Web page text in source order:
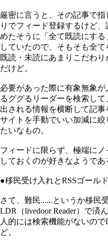
厳密に言うと、その記事で
りでフィード登録するけど
めたそうに「全て既読にす
していたので、そもそも全
既読・未読にあまりこだわ
だけど。
必要があった際に有象無象
るググるリーダーを検索し
出される情報を横断して記
サイトを手動でいい加減に
たいなもの。
フィードに限らず、極端に
しておくのが好きなようであ
●移民受け入れとRSSゴール
さて、難民......というか移民
LDR（livedoor Reader）で済
人的には検索機能がないの
ど。